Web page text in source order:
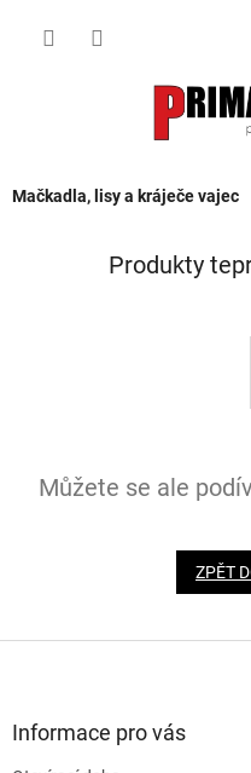
Mačkadla, lisy a kráječe vajec
Produkty
Můžete se ale
ZPĚT
Informace pro vás